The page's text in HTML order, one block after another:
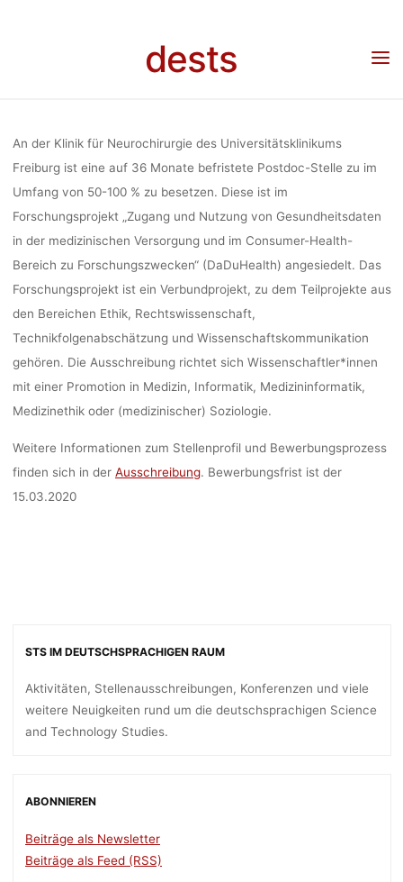
dests
(POSTDOC,
AM
AI ETHICS
Anja Klein 25.
Stellenangebot: Wissenschaftliche*r Mitarbeiter*in
(Postdoc, 50-100 %), am Neuroethics and AI Ethics Lab am Universitätsklinikum
An der Klinik für Neurochirurgie des Universitätsklinikums
Freiburg ist eine auf 36 Monate befristete Postdoc-Stelle zu im
Umfang von 50-100 % zu besetzen. Diese ist im
Forschungsprojekt „Zugang und Nutzung von Gesundheitsdaten
in der medizinischen Versorgung und im Consumer-Health-
Bereich zu Forschungszwecken“ (DaDuHealth) angesiedelt. Das
Forschungsprojekt ist ein Verbundprojekt, zu dem Teilprojekte aus
den Bereichen Ethik, Rechtswissenschaft,
Technikfolgenabschätzung und Wissenschaftskommunikation
gehören. Die Ausschreibung richtet sich Wissenschaftler*innen
mit einer Promotion in Medizin, Informatik, Medizininformatik,
Medizinethik oder (medizinischer) Soziologie.
Weitere Informationen zum Stellenprofil und Bewerbungsprozess
finden sich in der Ausschreibung. Bewerbungsfrist ist der
15.03.2020
STS IM DEUTSCHSPRACHIGEN RAUM
Aktivitäten, Stellenausschreibungen, Konferenzen und viele
weitere Neuigkeiten rund um die deutschsprachigen Science
and Technology Studies.
ABONNIEREN
Beiträge als Newsletter
Beiträge als Feed (RSS)